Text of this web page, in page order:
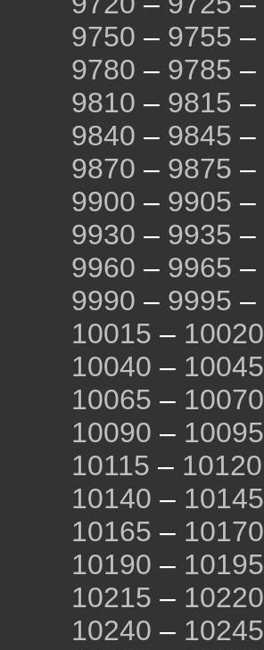
9750 – 9755 –
9780 – 9785 –
9810 – 9815 –
9840 – 9845 –
9870 – 9875 –
9900 – 9905 –
9930 – 9935 –
9960 – 9965 –
9990 – 9995 –
10015 – 10020
10040 – 10045
10065 – 10070
10090 – 10095
10115 – 10120
10140 – 10145
10165 – 10170
10190 – 10195
10215 – 10220
10240 – 10245